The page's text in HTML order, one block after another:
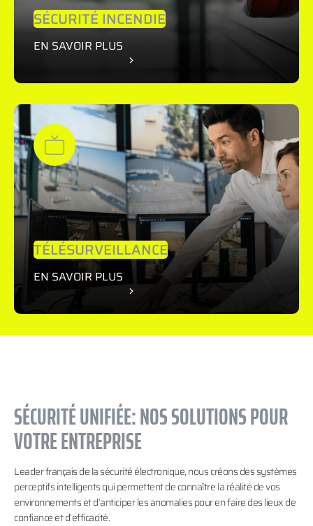
SÉCURITÉ INCENDIE
EN SAVOIR PLUS
TÉLÉSURVEILLANCE
EN SAVOIR PLUS
SÉCURITÉ UNIFIÉE: NOS SOLUTIONS POUR
VOTRE ENTREPRISE
Leader français de la sécurité électronique, nous créons des systèmes
perceptifs intelligents qui permettent de connaître la réalité de vos
environnements et d’anticiper les anomalies pour en faire des lieux de
confiance et d’efficacité.